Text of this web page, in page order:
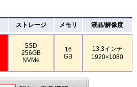
ストレージ メモリ 液晶/解像度
SSD
256GB
NVMe
16
GB
13.3インチ
1920×1080